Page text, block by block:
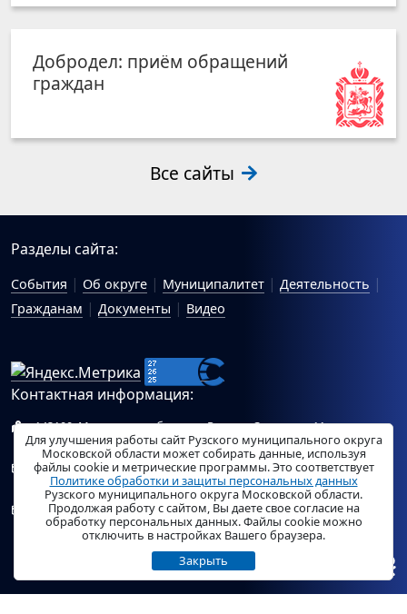
Добродел: приём обращений
граждан
Все сайты
Разделы сайта:
События Об округе Муниципалитет
Деятельность
Гражданам
Документы Видео
Контактная информация:
143100, Московская область, г.Руза, ул.Солнцева, 11
Схема проезда
Общий отдел Администрации Рузского муниципального
округа:ruza_region_ruza@mosreg.ru.
Отдел по работе с обращениями граждан Администрации
Рузского муниципального округа:ruza_og_argo@mosreg.ru
Для улучшения работы сайт Рузского муниципального округа
Московской области может собирать данные, используя
файлы cookie и метрические программы. Это соответствует
Политике обработки и защиты персональных данных
Рузского муниципального округа Московской области.
Продолжая работу с сайтом, Вы даете свое согласие на
обработку персональных данных. Файлы cookie можно
отключить в настройках Вашего браузера.
Закрыть